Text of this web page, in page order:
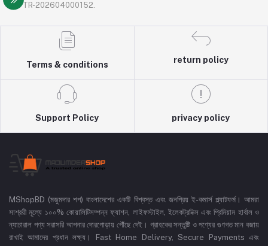
No: TR-202604000152.
Terms & conditions
return policy
Support Policy privacy policy
MShopBD (মজুমদার শপ) বাংলাদেশের একটি বিশ্বস্ত এবং জনপ্রিয় ই-কমার্স প্ল্যাটফর্ম। আমরা
সাশ্রয়ী মূল্যে ১০০% কোয়ালিটিসম্পন্ন ফ্যাশন, লাইফস্টাইল, ইলেকট্রনিক্স এবং প্রিমিয়াম হার্বাল ও
ন্যাচারাল পণ্য সরাসরি আপনার দোরগোড়ায় পৌঁছে দেই। গ্রাহকের সন্তুষ্টি ও পণ্যের গুণগত মান বজায়
রাখাই আমাদের প্রধান লক্ষ্য। Fast Home Delivery, Secure Payments এবং